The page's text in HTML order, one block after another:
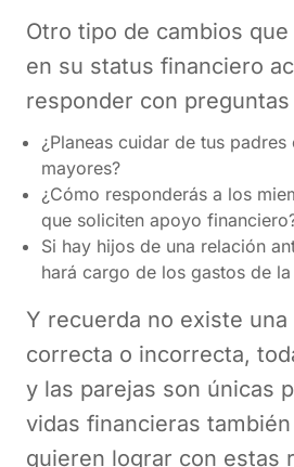
Otro tipo de cambios
en su status financiero
responder con preguntas
¿Planeas cuidar de tus padres
mayores?
¿Cómo responderás a los
que soliciten apoyo
Si hay hijos de una relación
hará cargo de los gastos de
Y recuerda no existe
correcta o incorrecta,
y las parejas son únicas
vidas financieras
quieren lograr con estas